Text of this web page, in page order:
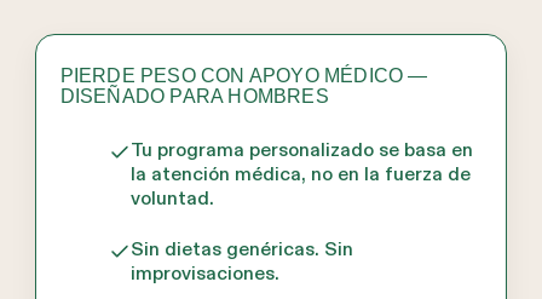
PIERDE PESO CON APOYO MÉDICO —
DISEÑADO PARA HOMBRES
Tu programa personalizado se basa en
la atención médica, no en la fuerza de
voluntad.
Sin dietas genéricas. Sin
improvisaciones.